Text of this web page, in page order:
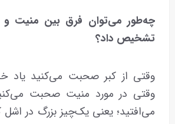
چه‌طور می‌توان فرق بین منیت و
تشخیص داد؟
وقتی از کبر صحبت می‌کنید یاد
وقتی در مورد منیت صحبت
می‌افتید؛ یعنی یک‌چیز بزرگ در